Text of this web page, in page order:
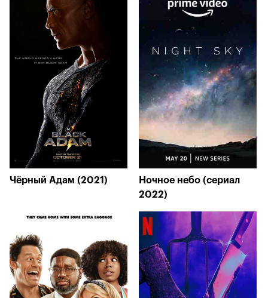
Чёрный Адам (2021)
Ночное небо (сериал
2022)